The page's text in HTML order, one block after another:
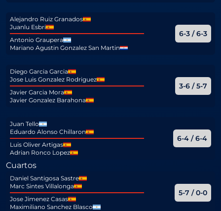
Alejandro Ruiz Granados
Juanlu Esbri
Antonio Graupera
Mariano Agustin Gonzalez San Martin
6-3 / 6-3
Diego Garcia Garcia
Jose Luis Gonzalez Rodriguez
Javier Garcia Mora
Javier Gonzalez Barahona
3-6 / 5-7
Juan Tello
Eduardo Alonso Chillaron
Luis Oliver Artigas
Adrian Ronco Lopez
6-4 / 6-4
Cuartos
Daniel Santigosa Sastre
Marc Sintes Villalonga
Jose Jimenez Casas
Maximiliano Sanchez Blasco
5-7 / 0-0